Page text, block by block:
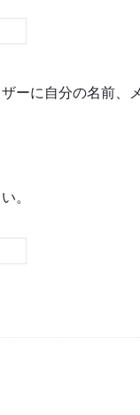
ーに自分の名前、
。